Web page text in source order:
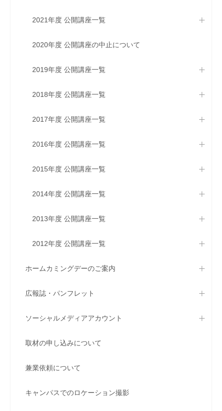
2021年度 公開講座一覧
2020年度 公開講座の中止について
2019年度 公開講座一覧
2018年度 公開講座一覧
2017年度 公開講座一覧
2016年度 公開講座一覧
2015年度 公開講座一覧
2014年度 公開講座一覧
2013年度 公開講座一覧
2012年度 公開講座一覧
ホームカミングデーのご案内
広報誌・パンフレット
ソーシャルメディアアカウント
取材の申し込みについて
兼業依頼について
キャンパスでのロケーション撮影